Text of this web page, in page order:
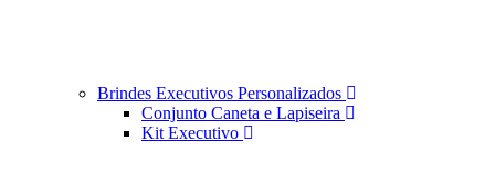
Brindes Executivos Personalizados
Conjunto Caneta e Lapiseira
Kit Executivo